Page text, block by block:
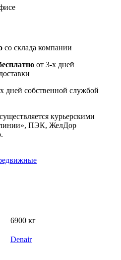
со склада компании
от 3-х дней
дней собственной службой
курьерскими
ПЭК, ЖелДор
6900 кг
Denair